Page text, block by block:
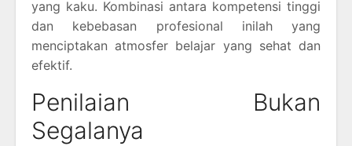
yang kaku. Kombinasi antara kompetensi tinggi
dan kebebasan profesional inilah yang
menciptakan atmosfer belajar yang sehat dan
efektif.
Penilaian Bukan
Segalanya